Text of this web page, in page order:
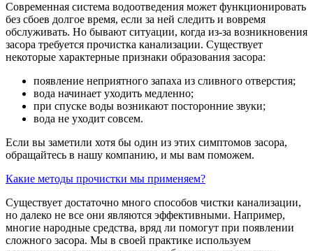
Современная система водоотведения может функционировать
без сбоев долгое время, если за ней следить и вовремя
обслуживать. Но бывают ситуации, когда из-за возникновения
засора требуется прочистка канализации. Существует
некоторые характерные признаки образования засора:
появление неприятного запаха из сливного отверстия;
вода начинает уходить медленно;
при спуске воды возникают посторонние звуки;
вода не уходит совсем.
Если вы заметили хотя бы один из этих симптомов засора,
обращайтесь в нашу компанию, и мы вам поможем.
Какие методы прочистки мы применяем?
Существует достаточно много способов чистки канализации,
но далеко не все они являются эффективными. Например,
многие народные средства, вряд ли помогут при появлении
сложного засора. Мы в своей практике используем